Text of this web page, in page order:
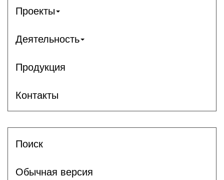
Проекты
Деятельность
Продукция
Контакты
Поиск
Обычная версия